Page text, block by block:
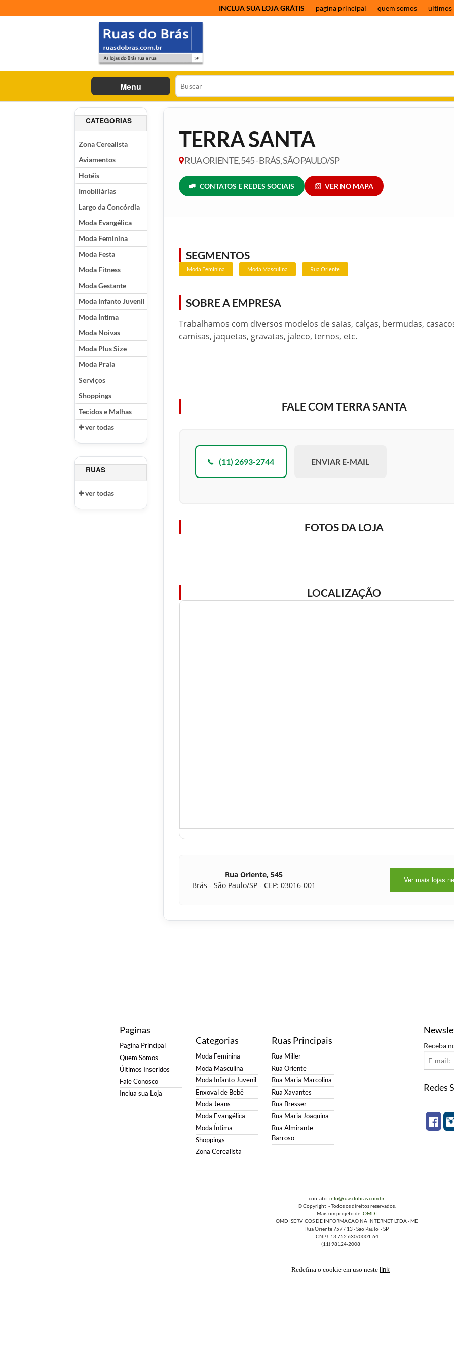
INCLUA SUA LOJA GRÁTIS pagina principal quem somos ultimos
Menu
CATEGORIAS
Zona Cerealista
Aviamentos
Hotéis
Imobiliárias
Largo da Concórdia
Moda Evangélica
Moda Feminina
Moda Festa
Moda Fitness
Moda Gestante
Moda Infanto Juvenil
Moda Íntima
Moda Noivas
Moda Plus Size
Moda Praia
Serviços
Shoppings
Tecidos e Malhas
ver todas
RUAS
ver todas
TERRA SANTA
RUA ORIENTE, 545 - BRÁS, SÃO PAULO/SP
CONTATOS E REDES SOCIAIS VER NO MAPA
SEGMENTOS
Moda Feminina Moda Masculina Rua Oriente
SOBRE A EMPRESA
Trabalhamos com diversos modelos de saias, calças, bermudas,
camisas, jaquetas, gravatas, jaleco, ternos, etc.
FALE COM TERRA SANTA
(11) 2693-2744 ENVIAR E-MAIL
FOTOS DA LOJA
LOCALIZAÇÃO
Rua Oriente, 545
Brás - São Paulo/SP - CEP: 03016-001
Ver mais lojas
Paginas
Pagina Principal
Quem Somos
Últimos Inseridos
Fale Conosco
Inclua sua Loja
Categorias
Moda Feminina
Moda Masculina
Moda Infanto Juvenil
Enxoval de Bebê
Moda Jeans
Moda Evangélica
Moda Íntima
Shoppings
Zona Cerealista
Ruas Principais
Rua Miller
Rua Oriente
Rua Maria Marcolina
Rua Xavantes
Rua Bresser
Rua Maria Joaquina
Rua Almirante
Barroso
Receba
Redes
contato: info@ruasdobras.com.br
© Copyright - Todos os direitos reservados.
Mais um projeto de: OMDI
OMDI SERVICOS DE INFORMACAO NA INTERNET LTDA - ME
Rua Oriente 757 / 13 - São Paulo - SP
CNPJ: 13.752.630/0001-64
(11) 98124-2008
Redefina o cookie em uso neste link